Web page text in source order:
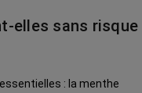
elles sans risque
: la menthe